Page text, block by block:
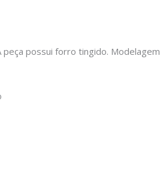
peça possui forro tingido. Modelagem